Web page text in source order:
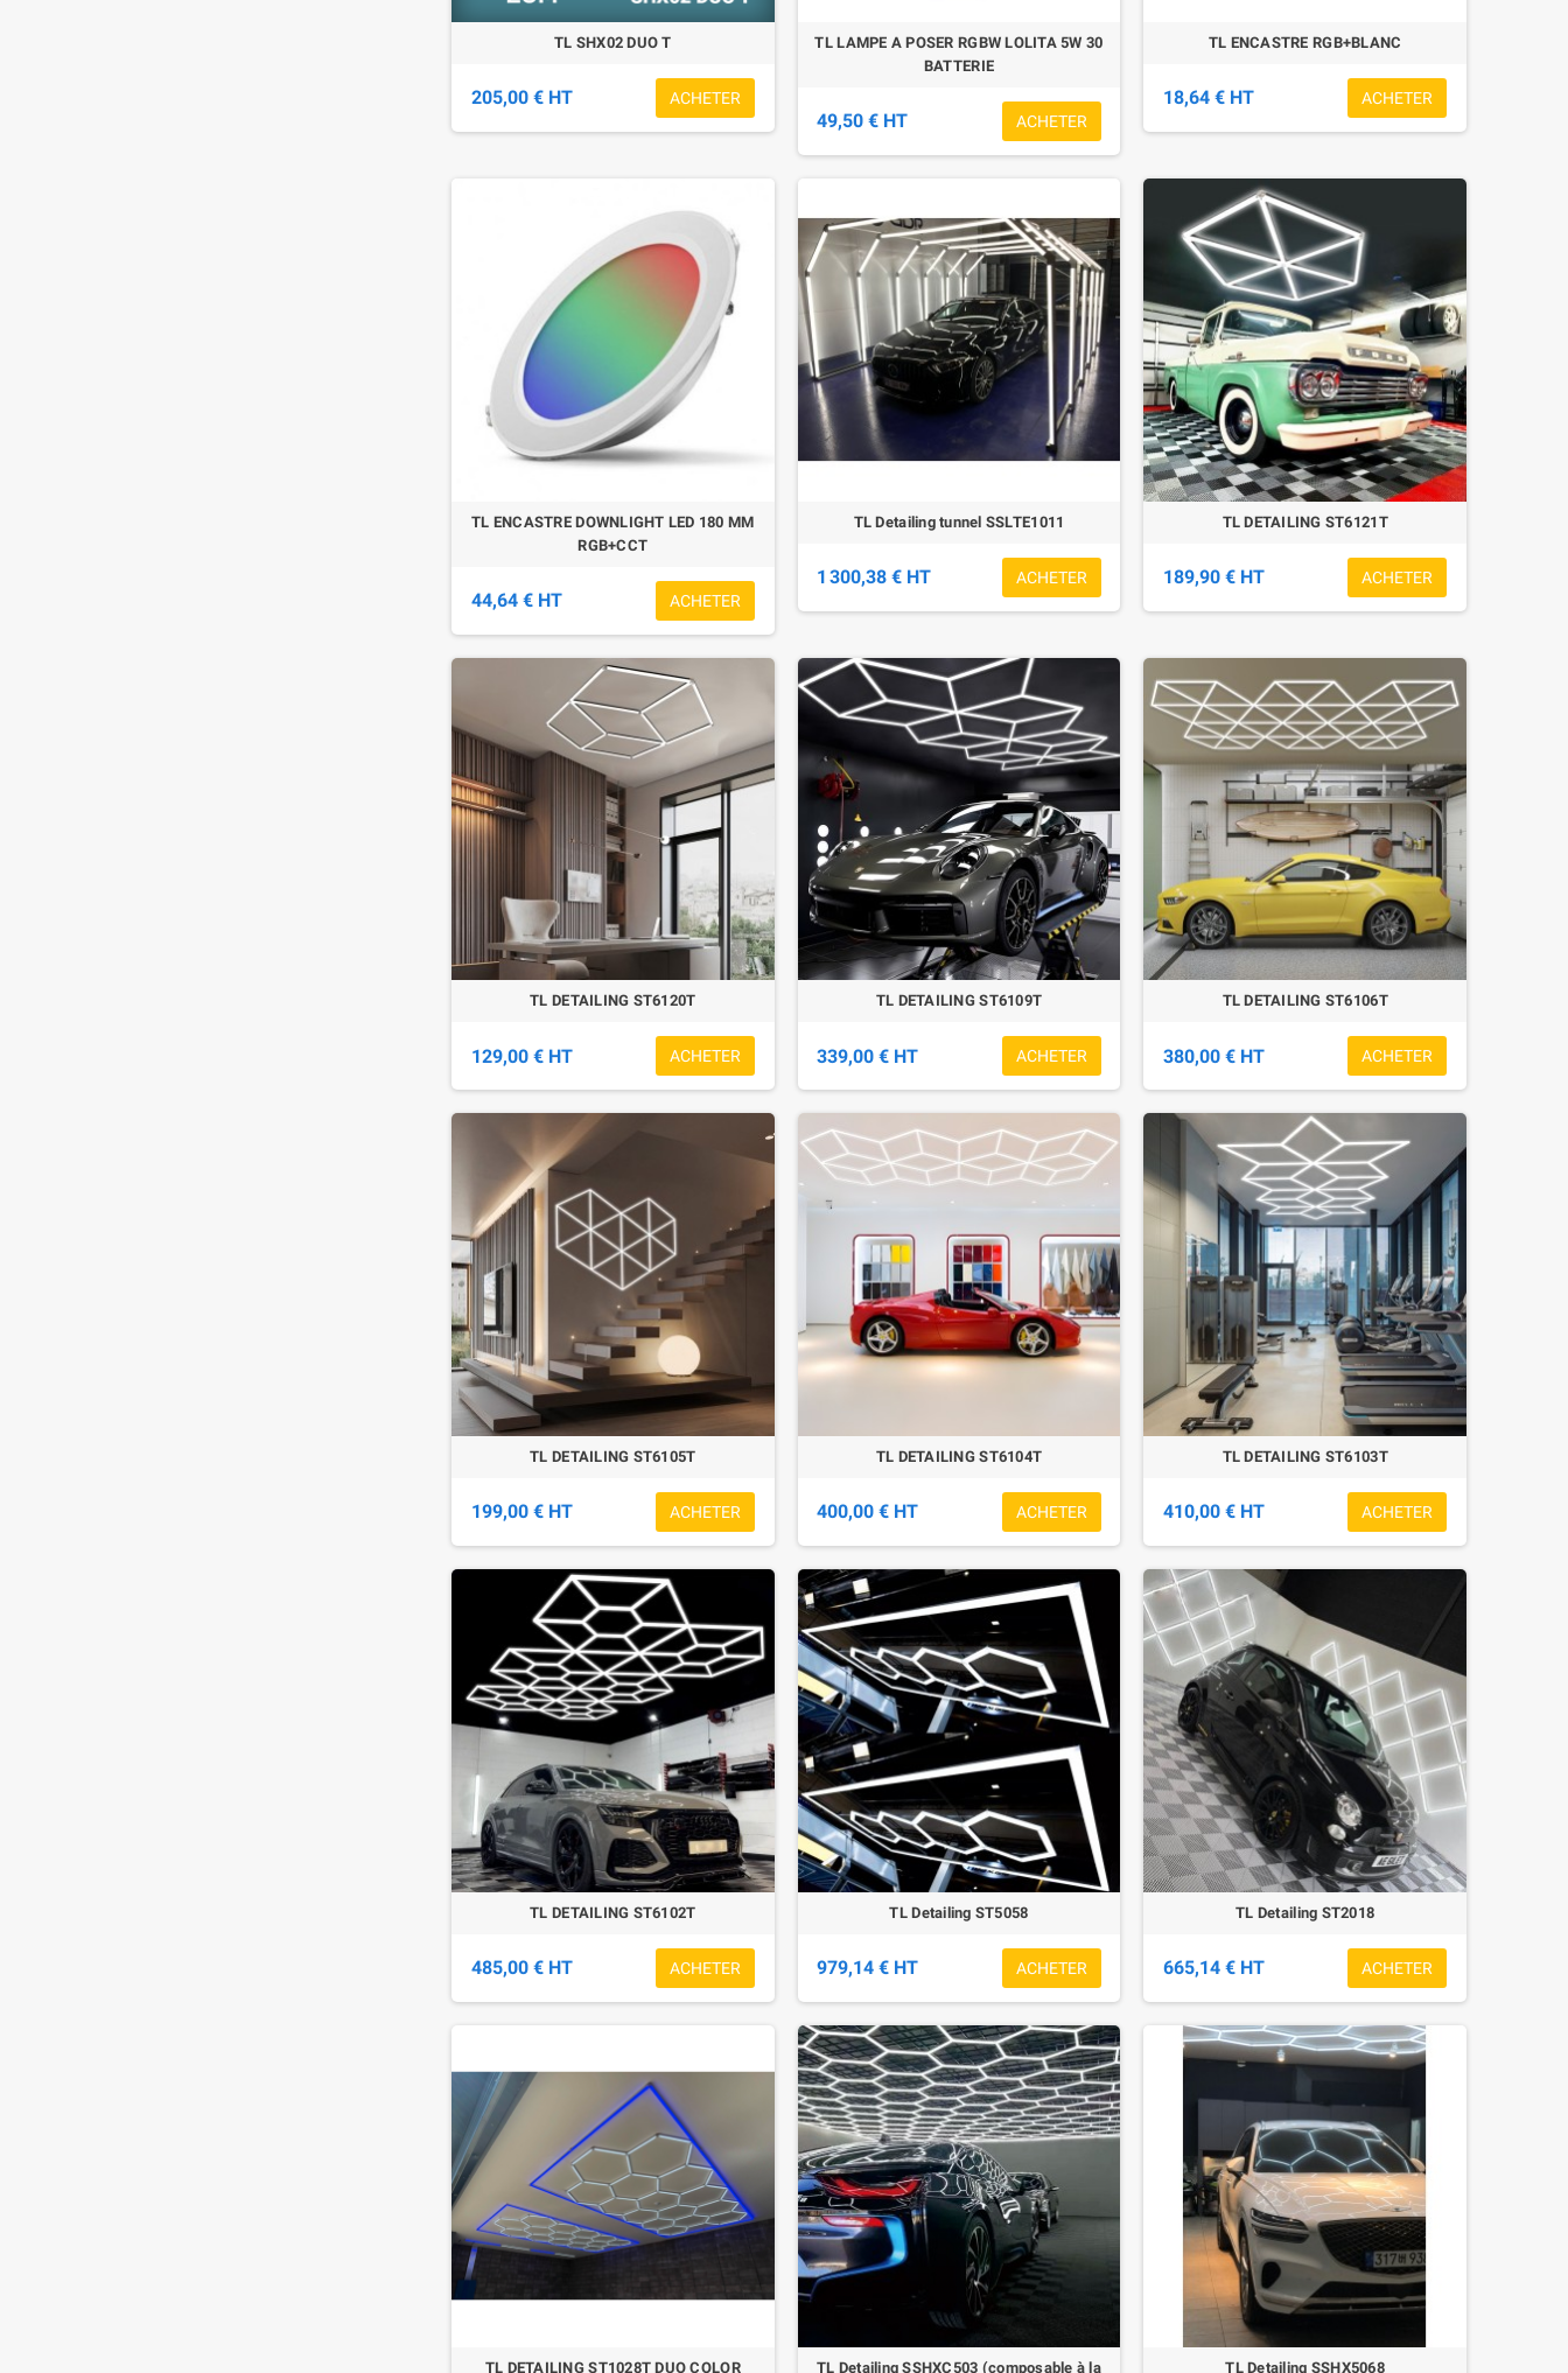
TL SHX02 DUO T
205,00 € HT ACHETER
TL LAMPE A POSER RGBW LOLITA 5W 30
BATTERIE
49,50 € HT ACHETER
TL ENCASTRE RGB+BLANC
18,64 € HT ACHETER
TL ENCASTRE DOWNLIGHT LED 180 MM
RGB+CCT
44,64 € HT ACHETER
TL Detailing tunnel SSLTE1011
1 300,38 € HT ACHETER
TL DETAILING ST6121T
189,90 € HT ACHETER
TL DETAILING ST6120T
129,00 € HT ACHETER
TL DETAILING ST6109T
339,00 € HT ACHETER
TL DETAILING ST6106T
380,00 € HT ACHETER
TL DETAILING ST6105T
199,00 € HT ACHETER
TL DETAILING ST6104T
400,00 € HT ACHETER
TL DETAILING ST6103T
410,00 € HT ACHETER
TL DETAILING ST6102T
485,00 € HT ACHETER
TL Detailing ST5058
979,14 € HT ACHETER
TL Detailing ST2018
665,14 € HT ACHETER
TL DETAILING ST1028T DUO COLOR TL Detailing SSHXC503 (composable à la TL Detailing SSHX5068